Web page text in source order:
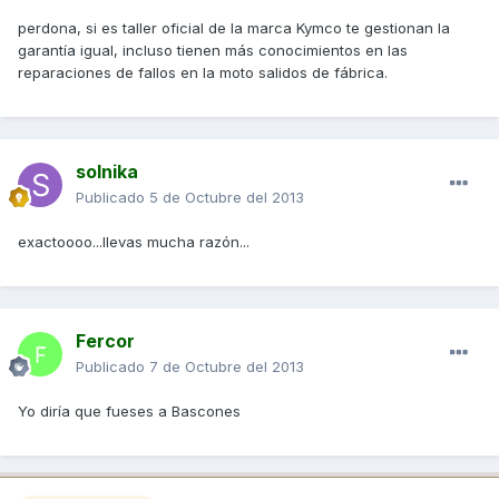
perdona, si es taller oficial de la marca Kymco te gestionan la
garantía igual, incluso tienen más conocimientos en las
reparaciones de fallos en la moto salidos de fábrica.
solnika
Publicado 5 de Octubre del 2013
exactoooo...llevas mucha razón...
Fercor
Publicado 7 de Octubre del 2013
Yo diría que fueses a Bascones